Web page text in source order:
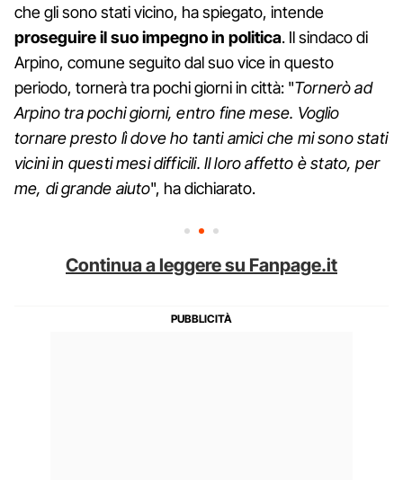
che gli sono stati vicino, ha spiegato, intende
proseguire il suo impegno in politica. Il sindaco di
Arpino, comune seguito dal suo vice in questo
periodo, tornerà tra pochi giorni in città: "Tornerò ad
Arpino tra pochi giorni, entro fine mese. Voglio
tornare presto lì dove ho tanti amici che mi sono stati
vicini in questi mesi difficili. Il loro affetto è stato, per
me, di grande aiuto", ha dichiarato.
Continua a leggere su Fanpage.it